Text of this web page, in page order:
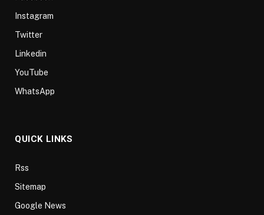
Instagram
Twitter
Linkedin
YouTube
WhatsApp
QUICK LINKS
Rss
Sitemap
Google News